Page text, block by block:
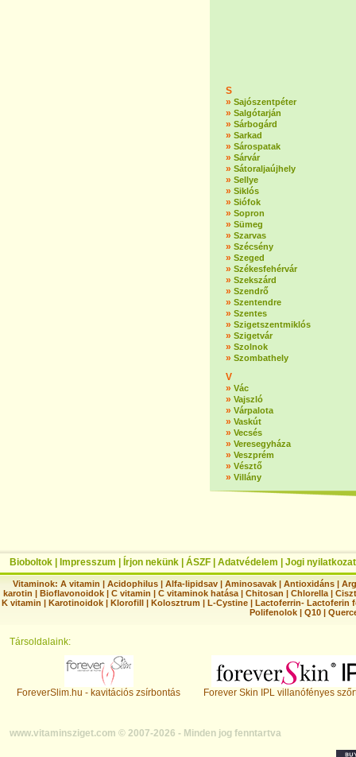
S
» Sajószentpéter
» Salgótarján
» Sárbogárd
» Sarkad
» Sárospatak
» Sárvár
» Sátoraljaújhely
» Sellye
» Siklós
» Siófok
» Sopron
» Sümeg
» Szarvas
» Szécsény
» Szeged
» Székesfehérvár
» Szekszárd
» Szendrő
» Szentendre
» Szentes
» Szigetszentmiklós
» Szigetvár
» Szolnok
» Szombathely
V
» Vác
» Vajszló
» Várpalota
» Vaskút
» Vecsés
» Veresegyháza
» Veszprém
» Vésztő
» Villány
Bioboltok Impresszum Írjon nekünk ÁSZF Adatvédelem Jogi nyilatkozat
Vitaminok: A vitamin |Acidophilus |Alfa-lipidsav |Aminosavak |Antioxidáns |
karotin | Bioflavonoidok | C vitamin | C vitaminok hatása | Chitosan | Chlorella |
K vitamin | Karotinoidok | Klorofill | Kolosztrum | L-Cystine | Lactoferrin- Lactoferin
Polifenolok |Q10 |
Társoldalaink:
ForeverSlim.hu - kavitációs zsírbontás Forever Skin IPL villanófényes
www.vitaminsziget.com © 2007-2026 - Minden jog fenntartva